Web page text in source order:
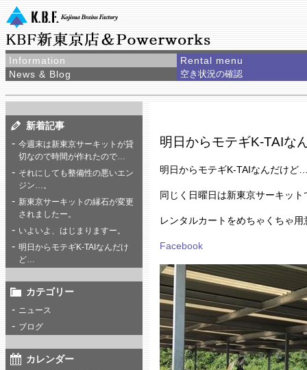
Information
Rental menu
News & Blog
空き状況の確認
明日からモテギK-TAIな
明日からモテギK-TAIなんだけど
同じく日曜日は新東京サーキッ
レンタルカートをめちゃくちゃ用
Facebook
新着記事
今週末は新東京サーキットが貸
切なので時間が作れたので…
それにしても整備性の悪いエン
ジン…。
新東京サーキットの縁石が変更
されましたー。
いよいよ、はじまりますー。
明日からモテギK-TAIなんだけ
ど…
カテゴリー
ニュース
ブログ
カレンダー